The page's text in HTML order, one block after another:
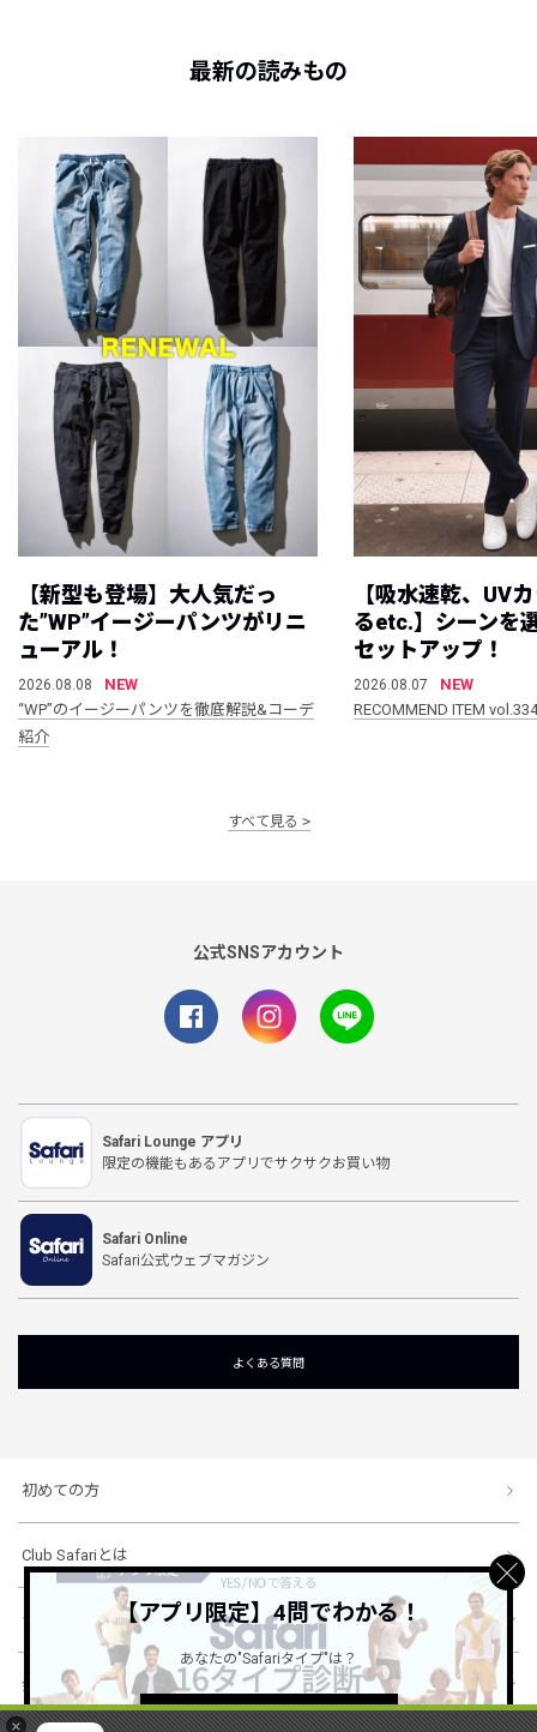
×
最新の読みもの
【新型も登場】大人気だっ
た”WP”イージーパンツがリニ
ューアル！
2026.08.08
NEW
“WP”のイージーパンツを徹底解説&コーデ
紹介
【吸水速乾、UV
るetc.】シーンを
セットアップ！
2026.08.07
NEW
RECOMMEND ITEM vol.334
すべて見る
公式SNSアカウント
Safari Lounge アプリ
限定の機能もあるアプリでサクサクお買い物
Safari Online
Safari公式ウェブマガジン
よくある質問
初めての方
Club Safariとは
ショッピングガイド
会社概要・規約
【アプリ限定】4問でわかる！
あなたの"Safariタイプ"は？
詳しくはこちら ＞